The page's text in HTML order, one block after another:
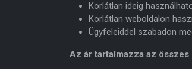
Korlátlan ideig
Korlátlan weboldalon
Ügyfeleiddel szabadon
Az ár tartalmazza az